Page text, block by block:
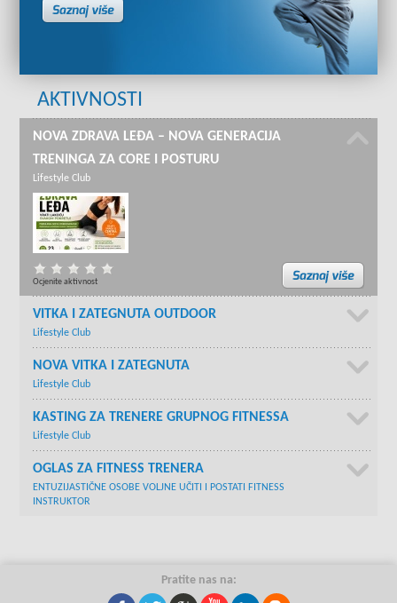
AKTIVNOSTI
NOVA ZDRAVA LEĐA – NOVA GENERACIJA
TRENINGA ZA CORE I POSTURU
Lifestyle Club
Ocjenite aktivnost
VITKA I ZATEGNUTA OUTDOOR
Lifestyle Club
NOVA VITKA I ZATEGNUTA
Lifestyle Club
KASTING ZA TRENERE GRUPNOG FITNESSA
Lifestyle Club
OGLAS ZA FITNESS TRENERA
ENTUZIJASTIČNE OSOBE VOLJNE UČITI I POSTATI FITNESS
INSTRUKTOR
Pratite nas na: